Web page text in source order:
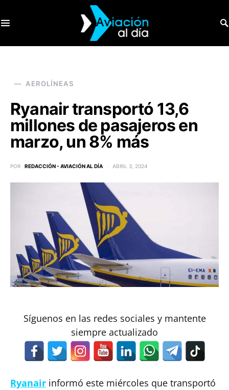
AEROLÍNEAS
Ryanair transportó 13,6
millones de pasajeros en
marzo, un 8% más
POR REDACCIÓN - AVIACIÓN AL DÍA ABRIL 3, 2024
Síguenos en las redes sociales y mantente
siempre actualizado
Ryanair informó este miércoles que transportó